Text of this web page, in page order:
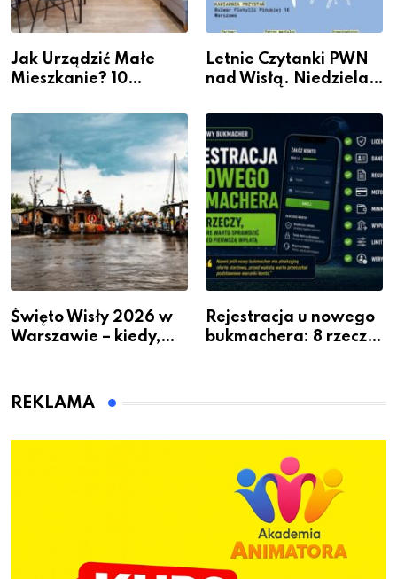
Jak Urządzić Małe
Mieszkanie? 10
Przestrzeni Bez
Kosztownego Remontu
Letnie Czytanki PWN
nad Wisłą. Niedziela z
dla siebie
Święto Wisły 2026 w
Warszawie – kiedy,
Rejestracja u nowego
bukmachera: 8 rzeczy,
REKLAMA